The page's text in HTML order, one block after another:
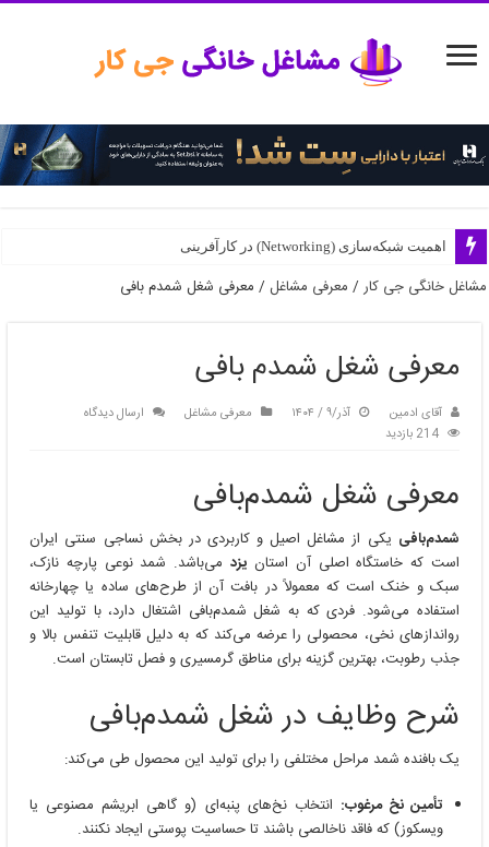
اهمیت شبکه‌سازی (Networking) در کارآفرینی
رهبری تحول‌آفرین در کسب‌وکارهای نوپا
مشاغل خانگی جی کار/ معرفی مشاغل/ معرفی شغل شمدم بافی
معرفی شغل شمدم بافی
آقای ادمین آذر/۹ / ۱۴۰۴ معرفی مشاغل
ارسال دیدگاه
214 بازدید
معرفی شغل شمدم‌بافی
شمدم‌بافی یکی از مشاغل اصیل و کاربردی در بخش نساجی سنتی ایران
است که خاستگاه اصلی آن استان یزد می‌باشد. شمد نوعی پارچه نازک،
سبک و خنک است که معمولاً در بافت آن از طرح‌های ساده یا چهارخانه
استفاده می‌شود. فردی که به شغل شمدم‌بافی اشتغال دارد، با تولید این
رواندازهای نخی، محصولی را عرضه می‌کند که به دلیل قابلیت تنفس بالا و
جذب رطوبت، بهترین گزینه برای مناطق گرمسیری و فصل تابستان است.
شرح وظایف در شغل شمدم‌بافی
یک بافنده شمد مراحل مختلفی را برای تولید این محصول طی می‌کند:
تأمین نخ مرغوب: انتخاب نخ‌های پنبه‌ای (و گاهی ابریشم مصنوعی یا
ویسکوز) که فاقد ناخالصی باشند تا حساسیت پوستی ایجاد نکنند.